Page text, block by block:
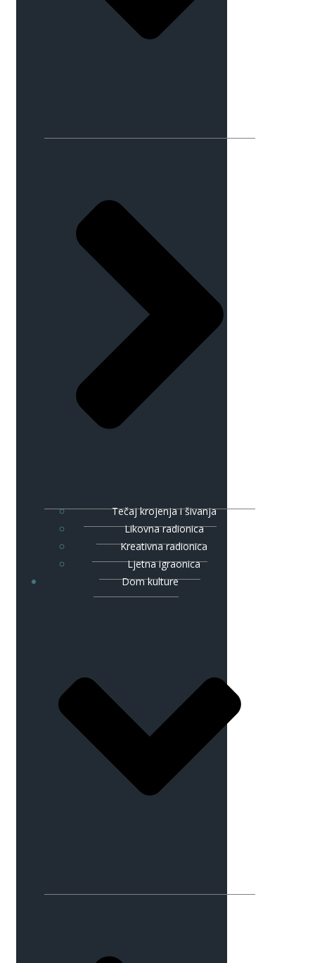
Tečaj krojenja i šivanja
Likovna radionica
Kreativna radionica
Ljetna igraonica
Dom kulture